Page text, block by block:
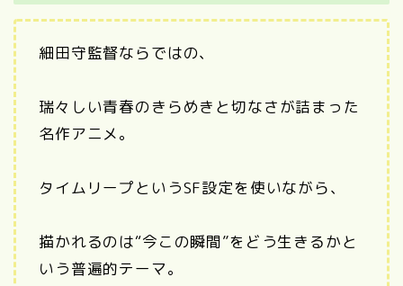
細田守監督ならではの、
瑞々しい青春のきらめきと切なさが詰まった
名作アニメ。
タイムリープというSF設定を使いながら、
描かれるのは“今この瞬間”をどう生きるかと
いう普遍的テーマ。